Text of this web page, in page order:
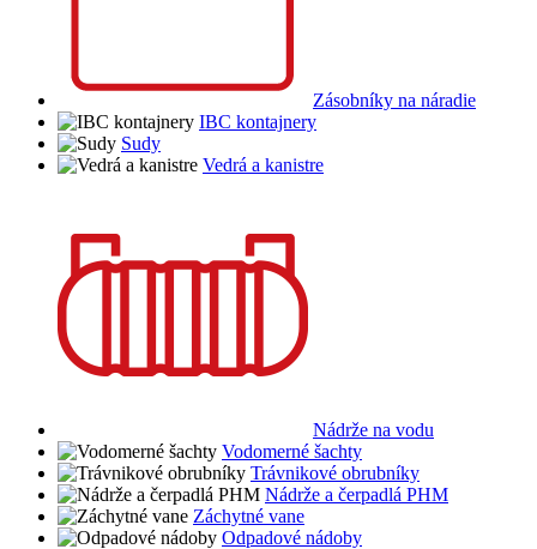
Zásobníky na náradie
IBC kontajnery
Sudy
Vedrá a kanistre
Nádrže na vodu
Vodomerné šachty
Trávnikové obrubníky
Nádrže a čerpadlá PHM
Záchytné vane
Odpadové nádoby